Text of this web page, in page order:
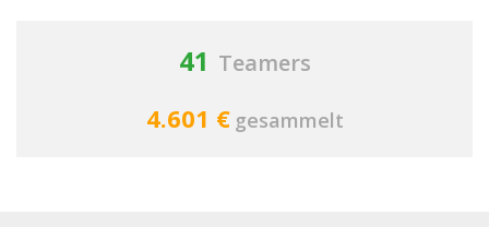
41 Teamers
4.601 € gesammelt